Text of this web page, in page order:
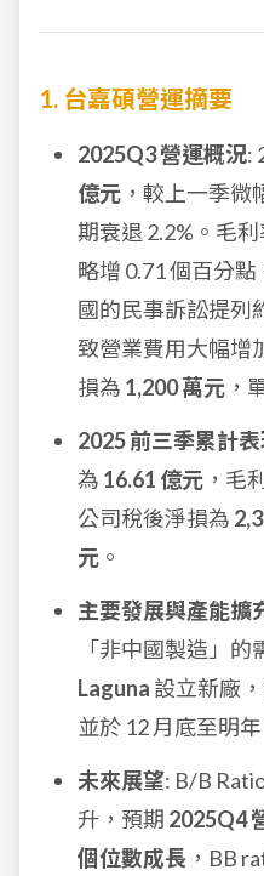
1. 台嘉碩營運摘要
2025Q3 營運概況:
億元 ，較上一季微
期衰退 2.2%。毛
略增 0.71 個百分
國的民事訴訟提列
致營業費用大幅增
損為 1,200 萬元 ，
2025 前三季累計
為 16.61 億元 ，毛
公司稅後淨損為
元 。
主要發展與產能擴
「非中國製造」
Laguna 設立新廠
並於 12 月底至明
未來展望: B/B
升，預期 2025Q4
個位數成長 ，BB